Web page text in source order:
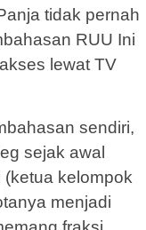
tidak pernah
RUU Ini
lewat TV
sendiri,
sejak awal
kelompok
menjadi